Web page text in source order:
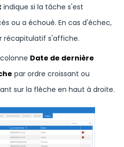
indique si la tâche s'est
ou a échoué. En cas d'échec,
récapitulatif s'affiche.
Date de dernière
par ordre croissant ou
sur la flèche en haut à droite.